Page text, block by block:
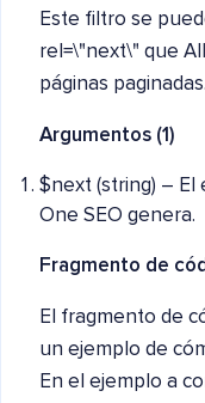
Este filtro se
rel=\"next\" que
páginas paginadas.
Argumentos (1)
$next (string) – El
One SEO genera.
Fragmento de
El fragmento de
un ejemplo de
En el ejemplo a